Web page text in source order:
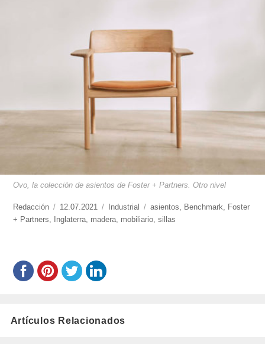
Ovo, la colección de asientos de Foster + Partners. Otro nivel
https://www.experimenta.es/author/redaccion/
Redacción
Publicado
el
12.07.2021 Categorías
Industrial Etiquetas
asientos, Benchmark, Foster
+ Partners, Inglaterra, madera, mobiliario,sillas
Artículos Relacionados